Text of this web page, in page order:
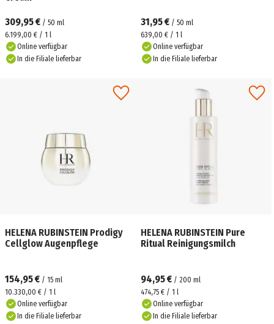
309,95 € / 50 ml
6.199,00 € / 1 l
Online verfügbar
In die Filiale lieferbar
31,95 € / 50 ml
639,00 € / 1 l
Online verfügbar
In die Filiale lieferbar
HELENA RUBINSTEIN Prodigy
Cellglow Augenpflege
154,95 € / 15 ml
10.330,00 € / 1 l
Online verfügbar
In die Filiale lieferbar
HELENA RUBINSTEIN Pure
Ritual Reinigungsmilch
94,95 € / 200 ml
474,75 € / 1 l
Online verfügbar
In die Filiale lieferbar